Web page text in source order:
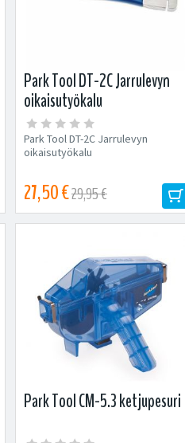
Park Tool DT-2C Jarrulevyn
oikaisutyökalu
Park Tool DT-2C Jarrulevyn
oikaisutyökalu
27,50 €29,95 €
Park Tool CM-5.3 ketjupesuri